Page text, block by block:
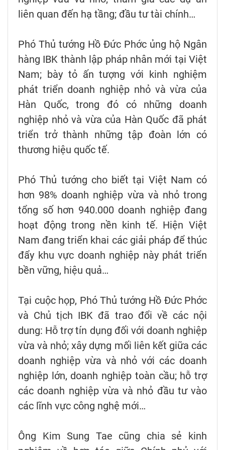
liên quan đến hạ tầng; đầu tư tài chính…
Phó Thủ tướng Hồ Đức Phớc ủng hộ Ngân
hàng IBK thành lập pháp nhân mới tại Việt
Nam; bày tỏ ấn tượng với kinh nghiệm
phát triển doanh nghiệp nhỏ và vừa của
Hàn Quốc, trong đó có những doanh
nghiệp nhỏ và vừa của Hàn Quốc đã phát
triển trở thành những tập đoàn lớn có
thương hiệu quốc tế.
Phó Thủ tướng cho biết tại Việt Nam có
hơn 98% doanh nghiệp vừa và nhỏ trong
tổng số hơn 940.000 doanh nghiệp đang
hoạt động trong nền kinh tế. Hiện Việt
Nam đang triển khai các giải pháp để thúc
đẩy khu vực doanh nghiệp này phát triển
bền vững, hiệu quả…
Tại cuộc họp, Phó Thủ tướng Hồ Đức Phớc
và Chủ tịch IBK đã trao đổi về các nội
dung: Hỗ trợ tín dụng đối với doanh nghiệp
vừa và nhỏ; xây dựng mối liên kết giữa các
doanh nghiệp vừa và nhỏ với các doanh
nghiệp lớn, doanh nghiệp toàn cầu; hỗ trợ
các doanh nghiệp vừa và nhỏ đầu tư vào
các lĩnh vực công nghệ mới…
Ông Kim Sung Tae cũng chia sẻ kinh